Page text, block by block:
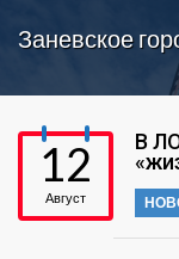
Заневское
12
Август
В